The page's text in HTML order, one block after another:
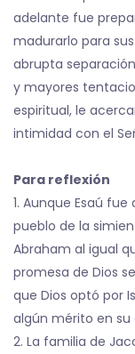
adelante fue
madurarlo para
abrupta
y mayores
espiritual, le
intimidad con el
Para reflexión
1. Aunque Esaú
pueblo de la
Abraham al igual
promesa de Dios
que Dios optó por
algún mérito en su
2. La familia de